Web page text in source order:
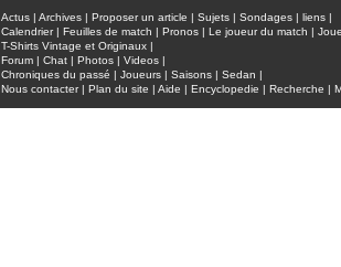
Actus | Archives | Proposer un article | Sujets | Sondages | liens |
Calendrier| Feuilles de match | Pronos | Le joueur du match |
T-Shirts Vintage et Originaux |
Forum | Chat | Photos | Videos |
Chroniques du passé | Joueurs | Saisons | Sedan |
Nous contacter| Plan du site | Aide | Encyclopedie | Recherche |